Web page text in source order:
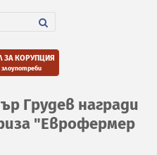
ЗА КОРУПЦИЯ
злоупотреби
Грудев награди
"Еврофермер